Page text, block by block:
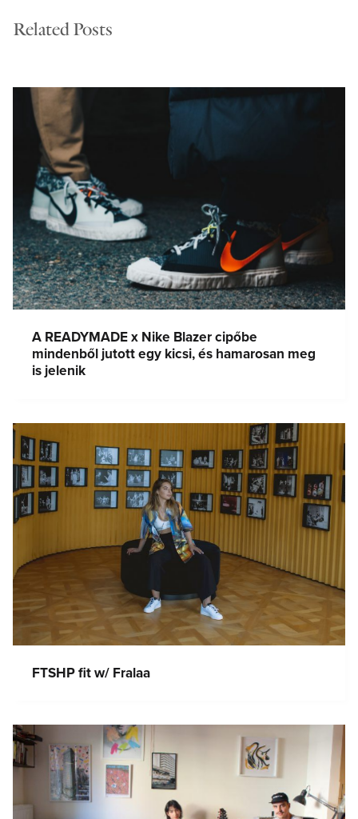
Related Posts
A READYMADE x Nike Blazer cipőbe
mindenből jutott egy kicsi, és hamarosan meg
is jelenik
FTSHP fit w/ Fralaa